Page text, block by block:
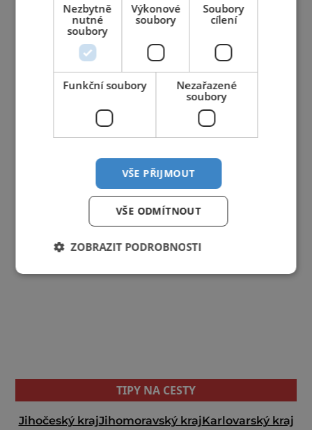
25 26 27 29
1
TIPY NA CESTY
Jihočeský krajJihomoravský krajKarlovarský kraj
Nezbytně
nutné
soubory
Výkonové
soubory
Soubory
cílení
Funkční soubory
Nezařazené
soubory
VŠE PŘIJMOUT
VŠE ODMÍTNOUT
ZOBRAZIT PODROBNOSTI